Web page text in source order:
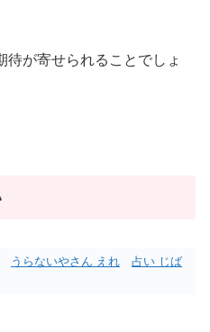
が寄せられることでしょ
うらないやさん えれ
占い じば